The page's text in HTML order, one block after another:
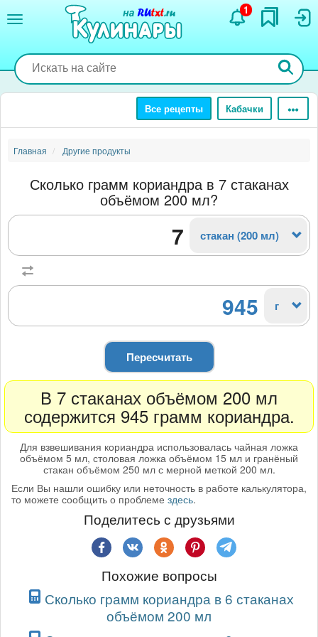
содержанию
1
Все рецепты Кабачки
Главная Другие продукты
Сколько грамм кориандра в 7 стаканах
объёмом 200 мл?
стакан (200 мл)
945 г
Пересчитать
В 7 стаканах объёмом 200 мл
содержится 945 грамм кориандра.
Для взвешивания кориандра использовалась чайная ложка
объёмом 5 мл, столовая ложка объёмом 15 мл и гранёный
стакан объёмом 250 мл с мерной меткой 200 мл.
Если Вы нашли ошибку или неточность в работе калькулятора,
то можете сообщить о проблеме здесь.
Поделитесь с друзьями
Похожие вопросы
Сколько грамм кориандра в 6 стаканах
объёмом 200 мл